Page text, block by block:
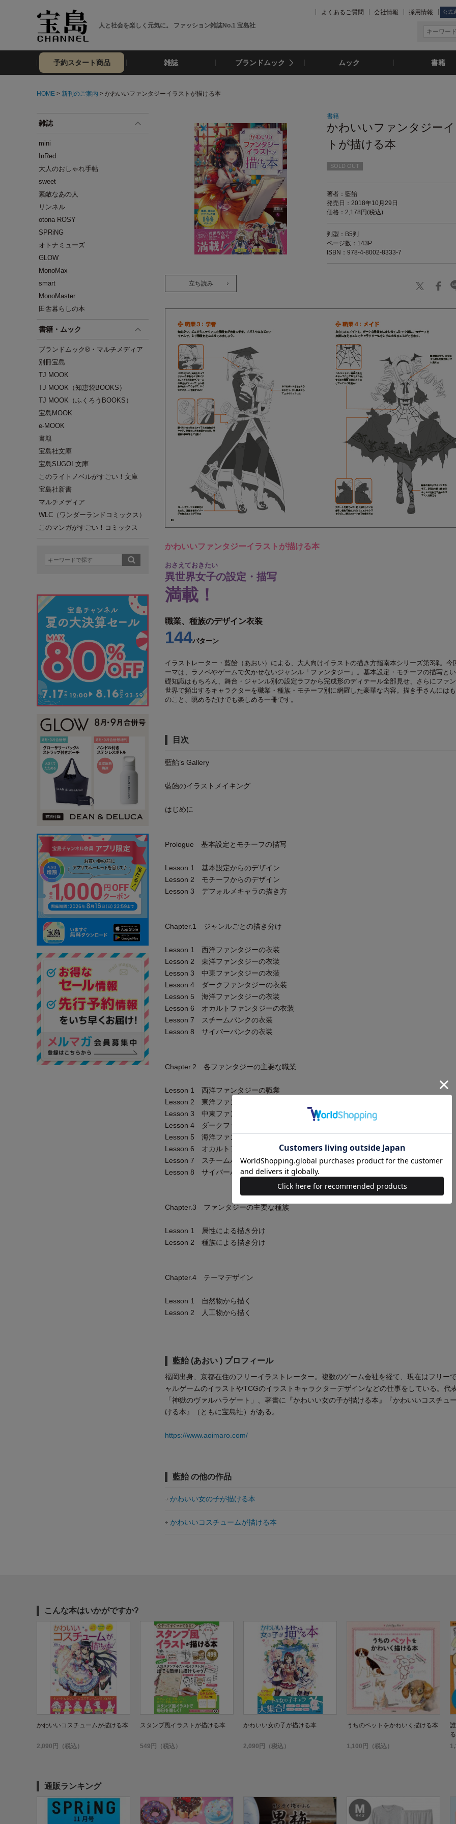
人と社会を楽しく元気に。 ファッション雑誌No.1 宝島社
よくあるご質問 会社情報 採用情報 公式
予約スタート商品 雑誌 ブランドムック ムック 書籍
HOME > 新刊のご案内 > かわいいファンタジーイラストが描ける本
雑誌
mini
InRed
大人のおしゃれ手帖
sweet
素敵なあの人
リンネル
otona ROSY
SPRiNG
オトナミューズ
GLOW
MonoMax
smart
MonoMaster
田舎暮らしの本
書籍・ムック
ブランドムック®・マルチメディア
別冊宝島
TJ MOOK
TJ MOOK（知恵袋BOOKS）
TJ MOOK（ふくろうBOOKS）
宝島MOOK
e-MOOK
書籍
宝島社文庫
宝島SUGOI 文庫
このライトノベルがすごい！文庫
宝島社新書
マルチメディア
WLC（ワンダーランドコミックス）
このマンガがすごい！コミックス
立ち読み
書籍
かわいいファンタジー
トが描ける本
SOLD OUT
著者：藍飴
発売日：2018年10月29日
価格：2,178円(税込)
判型：B5判
ページ数：143P
ISBN：978-4-8002-8333-7
かわいいファンタジーイラストが描ける本
おさえておきたい
異世界女子の設定・描写
満載！
職業、種族のデザイン衣装
144パターン
イラストレーター・藍飴（あおい）による、大人向けイラストの描き方指南本シリーズ第3弾。今
ーマは、ラノベやゲームで欠かせないジャンル「ファンタジー」。基本設定・モチーフの描写と
礎知識はもちろん、舞台・ジャンル別の設定ラフから完成形のディテール全部見せ、さらにファ
世界で頻出するキャラクターを職業・種族・モチーフ別に網羅した豪華な内容。描き手さんには
のこと、眺めるだけでも楽しめる一冊です。
目次
藍飴’s Gallery
藍飴のイラストメイキング
はじめに
Prologue 基本設定とモチーフの描写
Lesson 1 基本設定からのデザイン
Lesson 2 モチーフからのデザイン
Lesson 3 デフォルメキャラの描き方
Chapter.1 ジャンルごとの描き分け
Lesson 1 西洋ファンタジーの衣装
Lesson 2 東洋ファンタジーの衣装
Lesson 3 中東ファンタジーの衣装
Lesson 4 ダークファンタジーの衣装
Lesson 5 海洋ファンタジーの衣装
Lesson 6 オカルトファンタジーの衣装
Lesson 7 スチームパンクの衣装
Lesson 8 サイバーパンクの衣装
Chapter.2 各ファンタジーの主要な職業
Lesson 1 西洋ファンタジーの職業
Lesson 2 東洋ファンタジーの職業
Lesson 3 中東ファンタジーの職業
Lesson 4 ダークファンタジーの職業
Lesson 5 海洋ファンタジーの職業
Lesson 6 オカルトファンタジーの職業
Lesson 7 スチームパンクの職業
Lesson 8 サイバーパンクの職業
Chapter.3 ファンタジーの主要な種族
Lesson 1 属性による描き分け
Lesson 2 種族による描き分け
Chapter.4 テーマデザイン
Lesson 1 自然物から描く
Lesson 2 人工物から描く
藍飴 (あおい ) プロフィール
福岡出身、京都在住のフリーイラストレーター。複数のゲーム会社を経て、現在はフリー
ャルゲームのイラストやTCGのイラストキャラクターデザインなどの仕事をしている。代
「神獄のヴァルハラゲート」、著書に『かわいい女の子が描ける本』『かわいいコスチュ
ける本』（ともに宝島社）がある。
https://www.aoimaro.com/
藍飴 の他の作品
かわいい女の子が描ける本
かわいいコスチュームが描ける本
こんな本はいかがですか?
かわいいコスチュームが描ける本
2,090円（税込）
スタンプ風イラストが描ける本
549円（税込）
かわいい女の子が描ける本
2,090円（税込）
うちのペットをかわいく描ける本
1,100円（税込）
ト
通販ランキング